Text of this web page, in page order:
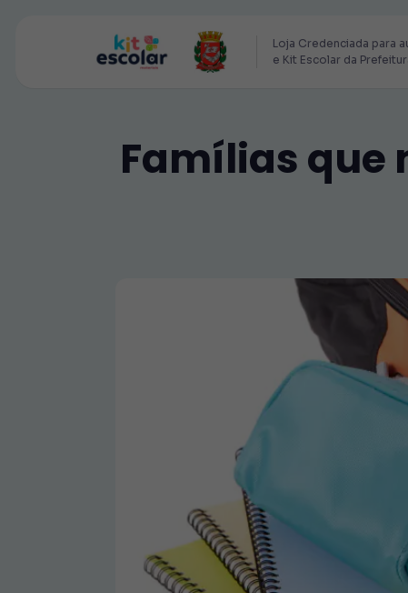
Loja Credenciada para
e Kit Escolar da
Famílias que